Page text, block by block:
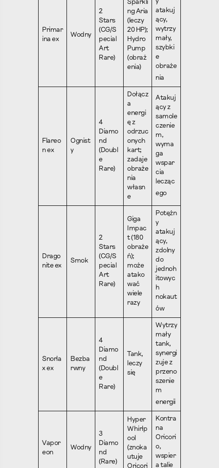
Primar
ina ex
Wodny
2
Stars
(CG/S
pecial
Art
Rare)
Sparkli
ng Aria
(leczy
20 HP);
Hydro
Pump
(obraż
enia)
y
atakuj
ący,
wytrzy
mały,
szybki
e
obraże
nia
Flareo
n ex
Ognist
y
4
Diamo
nd
(Doubl
e
Rare)
Dołącz
a
energi
ę z
odrzuc
onych
kart;
zadaje
obraże
nia
własn
e
Atakuj
ący z
samole
czenie
m,
wyma
ga
wspar
cia
lecząc
ego
Drago
nite ex
Smok
2
Stars
(CG/S
pecial
Art
Rare)
Giga
Impac
t (180
obraże
ń);
może
atako
wać
wiele
razy
Potężn
y
atakuj
ący,
zdolny
do
jednoh
itowyc
h
nokaut
ów
Snorla
x ex
Bezba
rwny
4
Diamo
nd
(Doubl
e
Rare)
Tank,
leczy
się
Wytrzy
mały
tank,
synergi
zuje z
przeno
szenie
m
energii
Vapor
eon
Wodny
3
Diamo
nd
(Rare)
Hyper
Whirlp
ool
(znoka
utuje
Oricori
Kontra
na
Oricori
o,
wspier
a talie